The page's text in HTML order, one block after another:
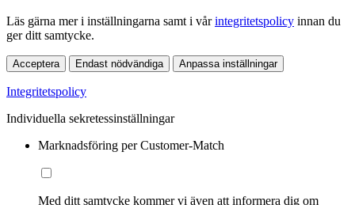
Läs gärna mer i inställningarna samt i vårintegritetspolicy innan du
ger ditt samtycke.
Acceptera Endast nödvändiga Anpassa inställningar
Integritetspolicy
Individuella sekretessinställningar
Marknadsföring per Customer-Match
Med ditt samtycke kommer vi även att informera dig om